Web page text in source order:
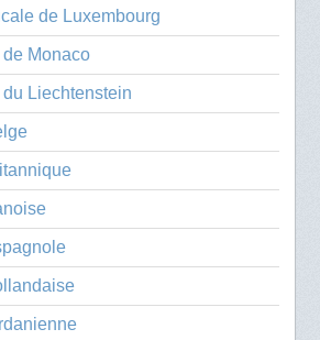
de Luxembourg
Monaco
Liechtenstein